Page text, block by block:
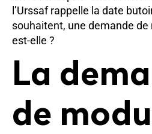
l’Urssaf rappelle la date
souhaitent, une demande
est-elle ?
La
de